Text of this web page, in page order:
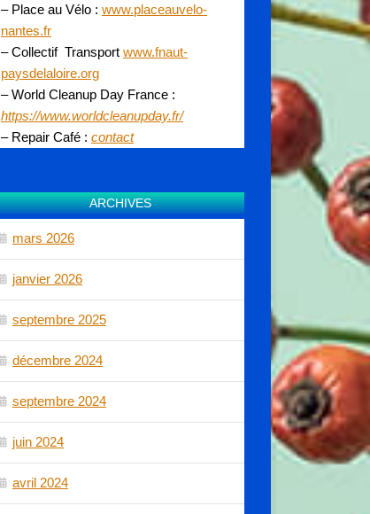
– Place au Vélo : www.placeauvelo-
nantes.fr
– Collectif Transport www.fnaut-
paysdelaloire.org
– World Cleanup Day France :
https://www.worldcleanupday.fr/
– Repair Café : contact
ARCHIVES
mars 2026
janvier 2026
septembre 2025
décembre 2024
septembre 2024
juin 2024
avril 2024